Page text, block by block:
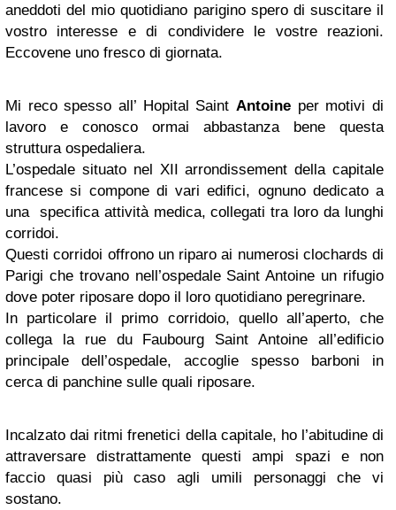
aneddoti del mio quotidiano parigino spero di suscitare il
vostro interesse e di condividere le vostre reazioni.
Eccovene uno fresco di giornata.
Mi reco spesso all’ Hopital Saint Antoine per motivi di
lavoro e conosco ormai abbastanza bene questa
struttura ospedaliera.
L’ospedale situato nel XII arrondissement della capitale
francese si compone di vari edifici, ognuno dedicato a
una specifica attività medica, collegati tra loro da lunghi
corridoi.
Questi corridoi offrono un riparo ai numerosi clochards di
Parigi che trovano nell’ospedale Saint Antoine un rifugio
dove poter riposare dopo il loro quotidiano peregrinare.
In particolare il primo corridoio, quello all’aperto, che
collega la rue du Faubourg Saint Antoine all’edificio
principale dell’ospedale, accoglie spesso barboni in
cerca di panchine sulle quali riposare.
Incalzato dai ritmi frenetici della capitale, ho l’abitudine di
attraversare distrattamente questi ampi spazi e non
faccio quasi più caso agli umili personaggi che vi
sostano.